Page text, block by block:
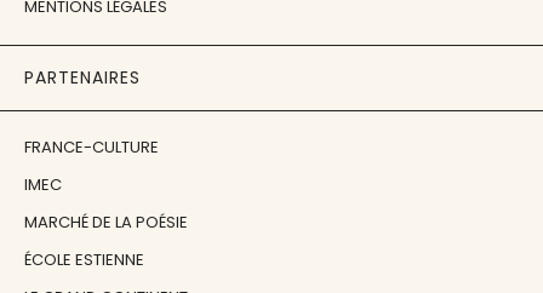
MENTIONS LÉGALES
PARTENAIRES
FRANCE-CULTURE
IMEC
MARCHÉ DE LA POÉSIE
ÉCOLE ESTIENNE